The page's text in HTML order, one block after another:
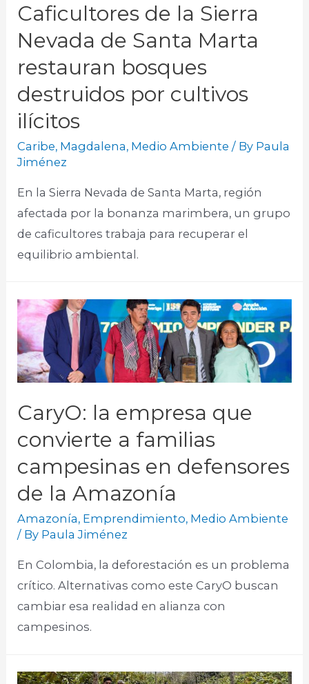
Caficultores de la Sierra
Nevada de Santa Marta
restauran bosques
destruidos por cultivos
ilícitos
Caribe, Magdalena, Medio Ambiente / By Paula
Jiménez
En la Sierra Nevada de Santa Marta, región
afectada por la bonanza marimbera, un grupo
de caficultores trabaja para recuperar el
equilibrio ambiental.
CaryO: la empresa que
convierte a familias
campesinas en defensores
de la Amazonía
Amazonía, Emprendimiento, Medio Ambiente
/ By Paula Jiménez
En Colombia, la deforestación es un problema
crítico. Alternativas como este CaryO buscan
cambiar esa realidad en alianza con
campesinos.